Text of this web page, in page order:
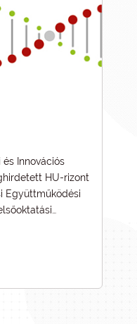
Innovációs
HU-rizont
Együttműködési
János Program
és aktuális